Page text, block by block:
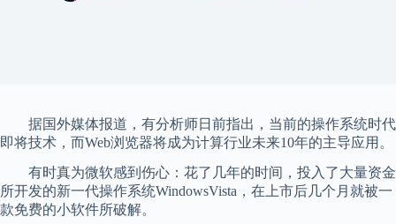
据国外媒体报道，有分析师日前指出，当前的操作系统时代
即将技术，而Web浏览器将成为计算行业未来10年的主导应用。
有时真为微软感到伤心：花了几年的时间，投入了大量资金
所开发的新一代操作系统WindowsVista，在上市后几个月就被一
款免费的小软件所破解。